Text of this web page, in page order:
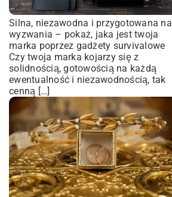
Silna, niezawodna i przygotowana na
wyzwania – pokaż, jaka jest twoja
marka poprzez gadżety survivalowe
Czy twoja marka kojarzy się z
solidnością, gotowością na każdą
ewentualność i niezawodnością, tak
cenną […]